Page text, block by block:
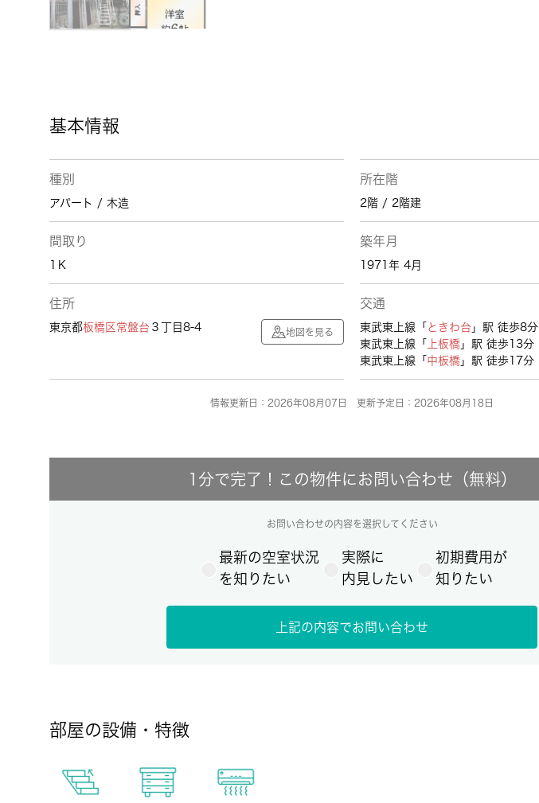
基本情報
種別
アパート / 木造
所在階
2階 / 2階建
間取り
1Ｋ
築年月
1971年 4月
住所
東京都板橋区 常盤台 ３丁目8-4 地図を見る
交通
東武東上線「 ときわ台 」駅 徒歩8分
東武東上線「
上板橋 」駅 徒歩13分
東武東上線「 中板橋 」駅 徒歩17分
情報更新日：2026年08月07日 更新予定日：2026年08月18日
1分で完了！この物件にお問い合わせ（無料）
お問い合わせの内容を選択してください
最新の空室状況
を知りたい
実際に
内見したい
初期費用が
知りたい
上記の内容でお問い合わせ
部屋の設備・特徴